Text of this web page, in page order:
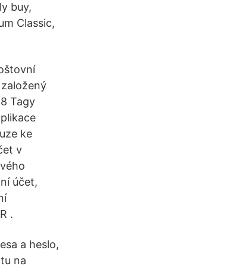
buy,
Classic,
Tagy
ke
v
účet,
.
a heslo,
na